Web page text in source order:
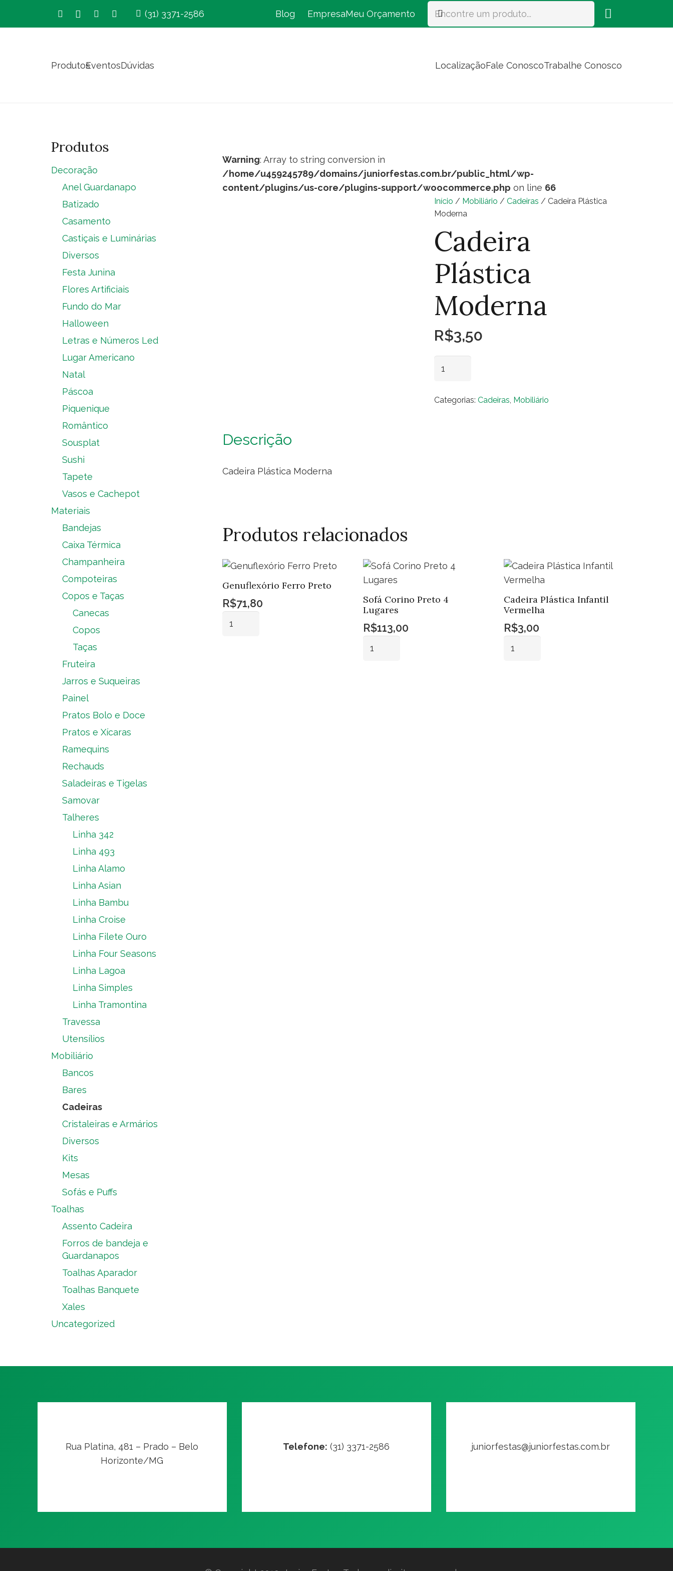
(31) 3371-2586 Blog EmpresaMeu Orçamento
ProdutosEventosDúvidas LocalizaçãoFale ConoscoTrabalhe Conosco
Warning: Array to string conversion in
/home/u459245789/domains/juniorfestas.com.br/public_html/wp-
content/plugins/us-core/plugins-support/woocommerce.php on line 66
Início / Mobiliário / Cadeiras / Cadeira Plástica
Moderna
Cadeira
Plástica
Moderna
R$3,50
quantidade
Categorias: Cadeiras Mobiliário
Descrição
Cadeira Plástica Moderna
Produtos relacionados
Genuflexório Ferro Preto
R$71,80
Sofá Corino Preto 4
Lugares
R$113,00
Cadeira Plástica Infantil
Vermelha
R$3,00
Produtos
Decoração
Anel Guardanapo
Batizado
Casamento
Castiçais e Luminárias
Diversos
Festa Junina
Flores Artificiais
Fundo do Mar
Halloween
Letras e Números Led
Lugar Americano
Natal
Páscoa
Piquenique
Romântico
Sousplat
Sushi
Tapete
Vasos e Cachepot
Materiais
Bandejas
Caixa Térmica
Champanheira
Compoteiras
Copos e Taças
Canecas
Copos
Taças
Fruteira
Jarros e Suqueiras
Painel
Pratos Bolo e Doce
Pratos e Xícaras
Ramequins
Rechauds
Saladeiras e Tigelas
Samovar
Talheres
Linha 342
Linha 493
Linha Alamo
Linha Asian
Linha Bambu
Linha Croise
Linha Filete Ouro
Linha Four Seasons
Linha Lagoa
Linha Simples
Linha Tramontina
Travessa
Utensílios
Mobiliário
Bancos
Bares
Cadeiras
Cristaleiras e Armários
Diversos
Kits
Mesas
Sofás e Puffs
Toalhas
Assento Cadeira
Forros de bandeja e
Guardanapos
Toalhas Aparador
Toalhas Banquete
Xales
Uncategorized
Rua Platina, 481 – Prado – Belo
Horizonte/MG
Telefone: (31) 3371-2586 juniorfestas@juniorfestas.com.br